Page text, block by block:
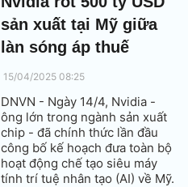
(trí tuệ nhân tạo) trong hoạt
động sản xuất cho khách
hàng.
sản xuất tại Mỹ giữa
làn sóng áp thuế
15/04/2025 08:25
DNVN - Ngày 14/4, Nvidia -
ông lớn trong ngành sản xuất
chip - đã chính thức lần đầu
công bố kế hoạch đưa toàn bộ
hoạt động chế tạo siêu máy
tính trí tuệ nhân tạo (AI) về Mỹ.